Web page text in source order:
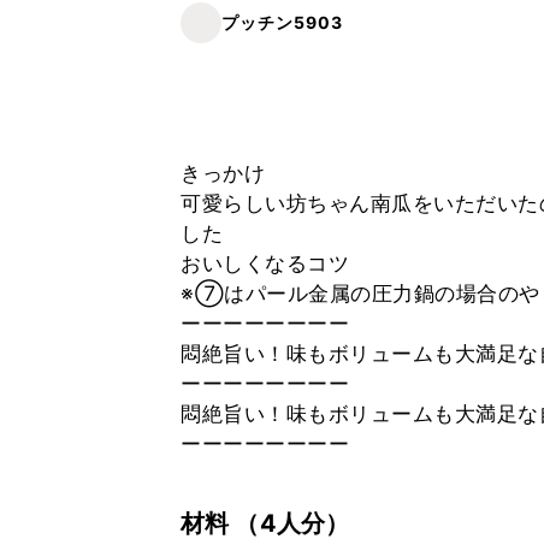
プッチン5903
きっかけ
可愛らしい坊ちゃん南瓜をいただい
した
おいしくなるコツ
※⑦はパール金属の圧力鍋の場合のや
ーーーーーーーー
悶絶旨い！味もボリュームも大満足
ーーーーーーーー
悶絶旨い！味もボリュームも大満足
ーーーーーーーー
材料 （4人分）